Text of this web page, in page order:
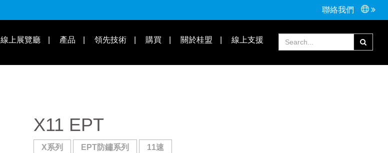
聯絡我們
線上支援
關於桂盟
購買
領先技術
產品
線上展覽廳
Tools手工具
適用車款
操作教學 | 知識庫 常見問題
X11 EPT
X系列 EPT防鏽系列 11速